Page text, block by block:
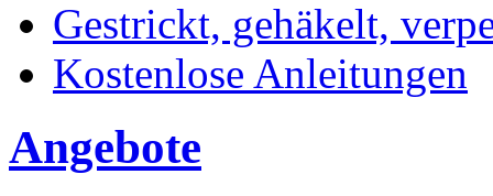
Gestrickt, gehäkelt,
Kostenlose Anleitungen
Angebote